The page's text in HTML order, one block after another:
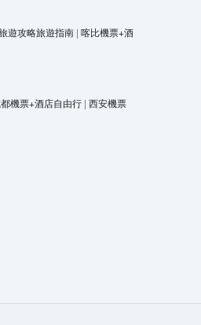
遊攻略旅遊指南 | 喀比機票+酒
機票+酒店自由行 | 西安機票